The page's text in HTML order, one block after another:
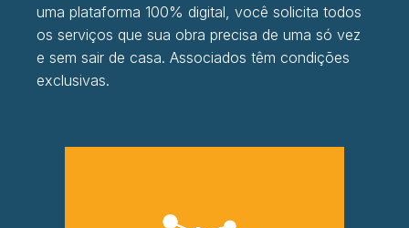
uma plataforma 100% digital, você solicita todos
os serviços que sua obra precisa de uma só vez
e sem sair de casa. Associados têm condições
exclusivas.